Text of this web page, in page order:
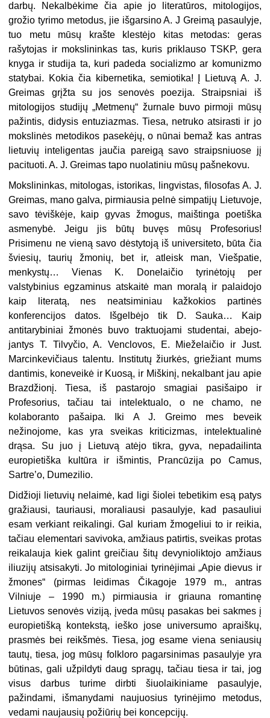
darbų. Nekalbėkime čia apie jo literatūros, mitologijos,
grožio tyrimo metodus, jie išgarsino A. J Greimą pasaulyje,
tuo metu mūsų krašte klestėjo kitas metodas: geras
rašytojas ir mokslininkas tas, kuris priklauso TSKP, gera
knyga ir stu­dija ta, kuri padeda socializmo ar komunizmo
statybai. Kokia čia kiber­netika, semiotika! Į Lietuvą A. J.
Grei­mas grįžta su jos senovės poezija. Straipsniai iš
mitologijos studijų „Met­menų“ žurnale buvo pirmoji mūsų
pa­žintis, didysis entuziazmas. Tiesa, netruko atsirasti ir jo
mokslinės me­todikos pasekėjų, o nūnai bemaž kas antras
lietuvių inteligentas jaučia pareigą savo straipsniuose jį
pacituoti. A. J. Greimas tapo nuolatiniu mūsų pašnekovu.
Mokslininkas, mitologas, istorikas, lingvistas, filosofas A. J.
Greimas, mano galva, pirmiausia pelnė simpatijų Lietu­voje,
savo tėviškėje, kaip gyvas žmo­gus, maištinga poetiška
asmenybė. Jeigu jis būtų buvęs mūsų Profesorius!
Prisimenu ne vieną savo dėstytoją iš universiteto, būta čia
šviesių, taurių žmonių, bet ir, atleisk man, Viešpatie,
menkystų… Vienas K. Donelaičio tyri­nėtojų per
valstybinius egzaminus at­skaitė man moralą ir palaidojo
kaip literatą, nes neatsiminiau kažkokios partinės
konferencijos datos. Išgelbėjo tik D. Sauka… Kaip
antitarybiniai žmo­nės buvo traktuojami studentai, abejo­
jantys T. Tilvyčio, A. Venclovos, E. Mieželaičio ir Just.
Marcinkevičiaus talentu. Institutų žiurkės, griežiant mums
dantimis, koneveikė ir Kuosą, ir Miškinį, nekalbant jau apie
Brazdžionį. Tiesa, iš pastarojo smagiai pasi­šaipo ir
Profesorius, tačiau tai inte­lektualo, o ne chamo, ne
kolaboran­to pašaipa. Iki A J. Greimo mes be­veik
nežinojome, kas yra sveikas kriticizmas, intelektualinė
drąsa. Su juo į Lietuvą atėjo tikra, gyva, nepa­dailinta
europietiška kultūra ir išmin­tis, Prancūzija po Camus,
Sartre’o, Dumezilio.
Didžioji lietuvių nelaimė, kad ligi šiolei tebetikim esą patys
gražiausi, tauriausi, moraliausi pasaulyje, kad pasauliui
esam verkiant reikalingi. Gal kuriam žmogeliui to ir reikia,
tačiau elementari savivoka, amžiaus patirtis, sveikas protas
reikalauja kiek galint greičiau šitų devynioliktojo amžiaus
iliuzijų atsisakyti. Jo mitologiniai ty­rinėjimai „Apie dievus ir
žmones“ (pirmas leidimas Čikagoje 1979 m., antras
Vilniuje – 1990 m.) pirmiausia ir griauna romantinę
Lietuvos senovės viziją, įveda mūsų pasakas bei sakmes į
europietišką kontekstą, ieško jose uni­versumo apraiškų,
prasmės bei reikš­mės. Tiesa, jog esame viena seniausių
tautų, tiesa, jog mūsų folkloro pagarsi­nimas pasaulyje yra
būtinas, gali už­pildyti daug spragų, tačiau tiesa ir tai, jog
visus darbus turime dirbti šiuolai­kiniame pasaulyje,
pažindami, išmany­dami naujuosius tyrinėjimo metodus,
vedami naujausių požiūrių bei kon­cepcijų.